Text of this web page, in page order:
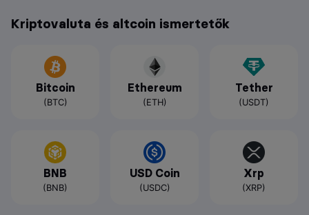
Kriptovaluta és altcoin ismertetők
Bitcoin
(BTC)
Ethereum
(ETH)
Tether
(USDT)
BNB
(BNB)
USD Coin
(USDC)
Xrp
(XRP)